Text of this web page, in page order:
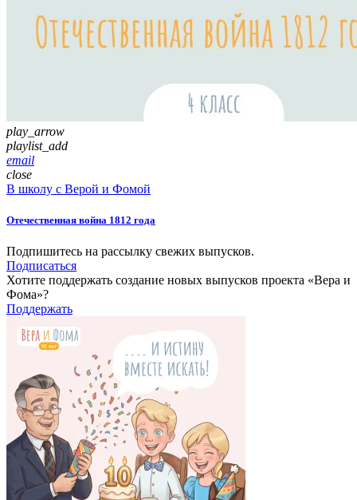
play_arrow
playlist_add
email
close
В школу с Верой и Фомой
Отечественная война 1812 года
Подпишитесь на рассылку свежих выпусков.
Подписаться
Хотите поддержать создание новых выпусков проекта «Вера и
Фома»?
Поддержать